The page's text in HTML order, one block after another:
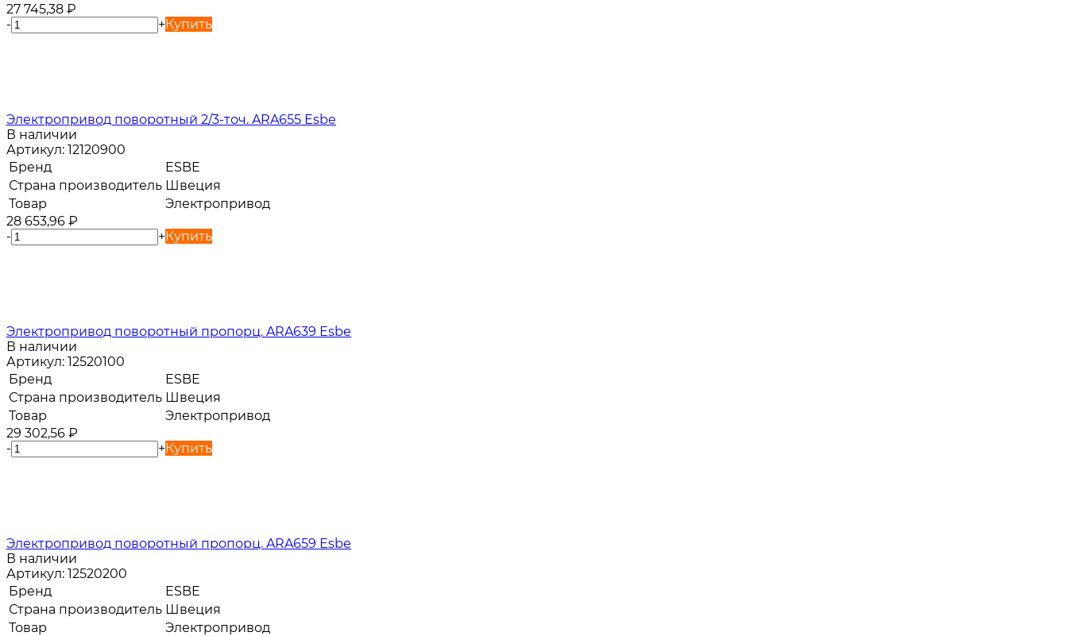
27 745,38 ₽
-
+Купить
Электропривод поворотный 2/3-точ. ARA655 Esbe
В наличии
Артикул: 12120900
Бренд
ESBE
Страна производитель Швеция
Товар
Электропривод
28 653,96 ₽
-
+Купить
Электропривод поворотный пропорц. ARA639 Esbe
В наличии
Артикул: 12520100
Бренд
ESBE
Страна производитель Швеция
Товар
Электропривод
29 302,56 ₽
-
+Купить
Электропривод поворотный пропорц. ARA659 Esbe
В наличии
Артикул: 12520200
Бренд
ESBE
Страна производитель Швеция
Товар
Электропривод